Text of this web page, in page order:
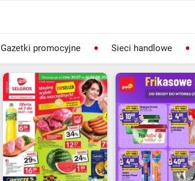
Gazetki promocyjne Sieci handlowe